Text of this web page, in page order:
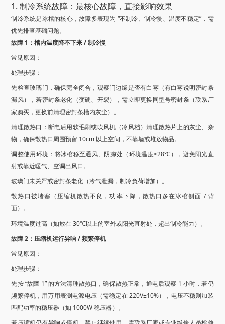
1. 制冷系统故障：最核心故障，直接影响效果
制冷系统是冰棺的核心，故障多表现为 “不制冷、制冷慢、温度不稳定”，需
优先排查基础问题。
故障 1：棺内温度降不下来 / 制冷慢
常见原因：
处理步骤：
先检查玻璃门，确保完全闭合，观察门边缘是否有白雾（有白雾说明密封条
漏风），若密封条老化（变硬、开裂），需立即更换同型号密封条（联系厂
家购买，更换前清理密封条槽内灰尘）。
清理散热口：断电后用软毛刷或吹风机（冷风档）清理散热片上的灰尘、杂
物，确保散热口周围预留 10cm 以上空间，不靠墙或堆放物品。
调整使用环境：将冰棺移至通风、阴凉处（环境温度≤28℃），避免阳光直
射或靠近暖气、空调出风口。
玻璃门未关严或密封条老化（冷气泄漏，制冷负荷增加）。
散热口被堵塞（压缩机散热不良，功率下降，散热口多在冰棺侧面 / 背
面）。
环境温度过高（如放在 30℃以上的室外或阳光直射处，超出制冷能力）。
故障 2：压缩机运行异响 / 频繁停机
常见原因：
处理步骤：
先按 “故障 1” 的方法清理散热口，确保散热正常，通电后观察 1 小时，若仍
频繁停机，用万用表测电源电压（需稳定在 220V±10%），电压不稳则加装
匹配功率的稳压器（如 1000W 稳压器）。
若压缩机仍有异响或停机，禁止继续使用，需联系厂家或专业维修人员检修